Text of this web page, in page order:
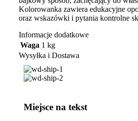
Kolorowanka zawiera edukacyjne
oraz wskazówki i pytania kontrolne
Informacje dodatkowe
Waga 1 kg
Wysyłka i Dostawa
Miejsce na tekst